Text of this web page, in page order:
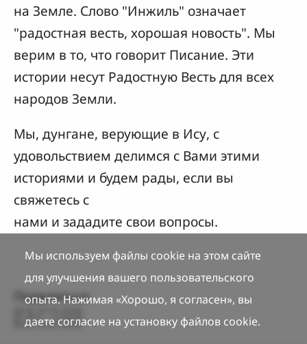
на Земле. Слово "Инжиль" означает
"радостная весть, хорошая новость". Мы
верим в то, что говорит Писание. Эти
истории несут Радостную Весть для всех
народов Земли.
Мы, дунгане, верующие в Ису, с
удовольствием делимся с Вами этими
историями и будем рады, если вы
свяжетесь с
нами и зададите свои вопросы.
Поделиться
Мы используем файлы cookie на этом сайте
для улучшения вашего пользовательского
опыта. Нажимая «Хорошо, я согласен», вы
даете согласие на установку файлов cookie.